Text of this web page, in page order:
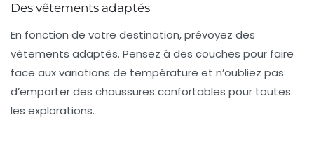
Des vêtements adaptés
En fonction de votre destination, prévoyez des
vêtements adaptés. Pensez à des couches pour faire
face aux variations de température et n’oubliez pas
d’emporter des chaussures confortables pour toutes
les explorations.